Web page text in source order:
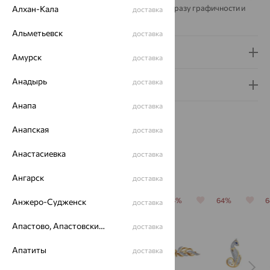
пальто или лаконичное платье, добавляя образу графичности и
Доставка и оплата
Гарантия и возврат
64% 64% 64% 64%
Алхан-Кала доставка
Альметьевск доставка
Амурск доставка
Анадырь доставка
Анапа доставка
Анапская доставка
Анастасиевка доставка
Ангарск доставка
Анжеро-Судженск доставка
Апастово, Апастовский район доставка
Апатиты доставка